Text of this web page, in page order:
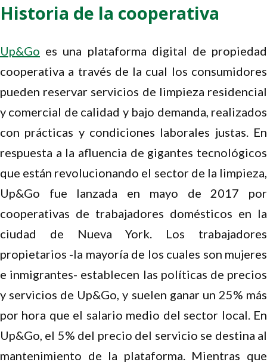
Historia de la cooperativa
Up&Go es una plataforma digital de propiedad
cooperativa a través de la cual los consumidores
pueden reservar servicios de limpieza residencial
y comercial de calidad y bajo demanda, realizados
con prácticas y condiciones laborales justas. En
respuesta a la afluencia de gigantes tecnológicos
que están revolucionando el sector de la limpieza,
Up&Go fue lanzada en mayo de 2017 por
cooperativas de trabajadores domésticos en la
ciudad de Nueva York. Los trabajadores
propietarios -la mayoría de los cuales son mujeres
e inmigrantes- establecen las políticas de precios
y servicios de Up&Go, y suelen ganar un 25% más
por hora que el salario medio del sector local. En
Up&Go, el 5% del precio del servicio se destina al
mantenimiento de la plataforma. Mientras que